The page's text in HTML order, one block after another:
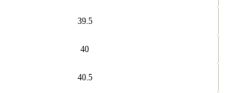
39.5
40
40.5